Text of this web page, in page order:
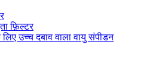
फ़िल्टर
लिए उच्च दबाव वाला वायु संपीडन